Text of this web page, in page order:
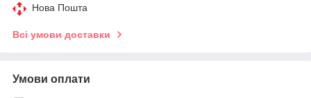
Нова Пошта
Всі умови доставки
Умови оплати